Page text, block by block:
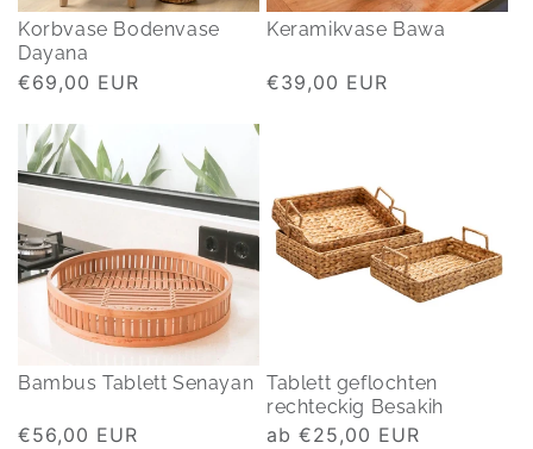
Korbvase Bodenvase
Dayana
Normaler
€69,00 EUR
Keramikvase Bawa
Normaler
€39,00 EUR
Bambus Tablett Senayan
Normaler
€56,00 EUR
Tablett geflochten
rechteckig Besakih
Normaler
ab €25,00 EUR